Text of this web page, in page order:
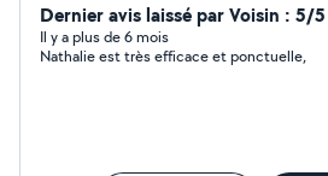
Dernier avis laissé par Voisin : 5/5
Il y a plus de 6 mois
Nathalie est très efficace et ponctuelle,